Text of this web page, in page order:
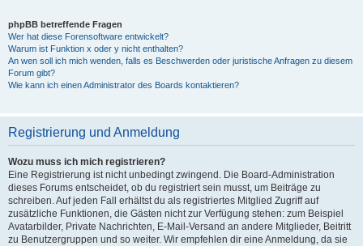
phpBB betreffende Fragen
Wer hat diese Forensoftware entwickelt?
Warum ist Funktion x oder y nicht enthalten?
An wen soll ich mich wenden, falls es Beschwerden oder juristische Anfragen zu diesem
Forum gibt?
Wie kann ich einen Administrator des Boards kontaktieren?
Registrierung und Anmeldung
Wozu muss ich mich registrieren?
Eine Registrierung ist nicht unbedingt zwingend. Die Board-Administration
dieses Forums entscheidet, ob du registriert sein musst, um Beiträge zu
schreiben. Auf jeden Fall erhältst du als registriertes Mitglied Zugriff auf
zusätzliche Funktionen, die Gästen nicht zur Verfügung stehen: zum Beispiel
Avatarbilder, Private Nachrichten, E-Mail-Versand an andere Mitglieder, Beitritt
zu Benutzergruppen und so weiter. Wir empfehlen dir eine Anmeldung, da sie